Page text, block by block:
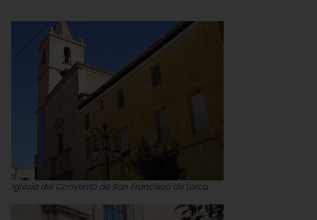
Iglesia del Convento de San Francisco de Lorca